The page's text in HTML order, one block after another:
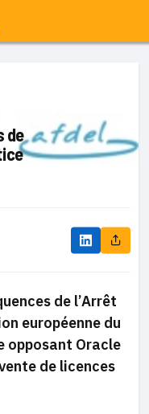
de
de l’Arrêt
européenne du
opposant Oracle
de licences